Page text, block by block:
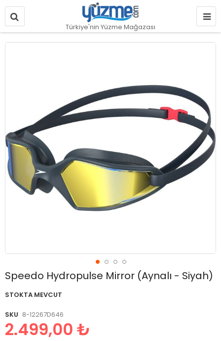
Türkiye'nin Yüzme Mağazası
Speedo Hydropulse Mirror (Aynalı - Siyah)
STOKTA MEVCUT
SKU 8-12267D646
2.499,00 ₺
Resim
Resim
galerisinin
başlangıcına